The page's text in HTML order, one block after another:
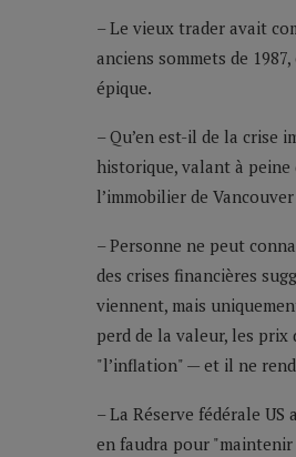
– Le vieux trader avait
anciens sommets de
épique.
– Qu’en est-il de la crise
historique, valant à peine
l’immobilier de
– Personne ne peut
des crises financières
viennent, mais
perd de la valeur, les prix
"l’inflation" — et il ne
– La Réserve fédérale
en faudra pour